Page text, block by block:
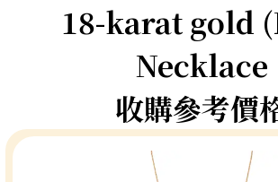
18-karat gold
Necklace
收購參考價